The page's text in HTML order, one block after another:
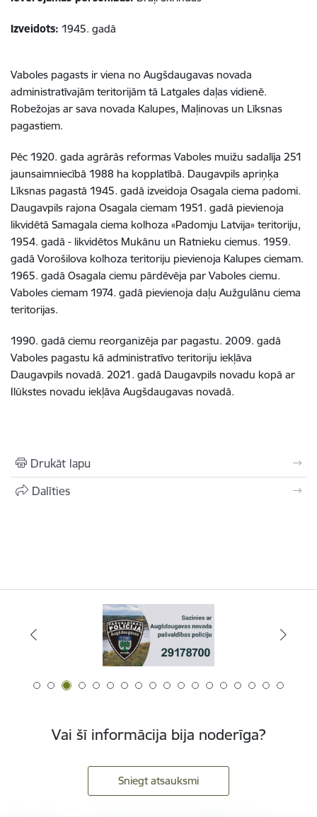
Izveidots: 1945. gadā
Vaboles pagasts ir viena no Augšdaugavas novada
administratīvajām teritorijām tā Latgales daļas vidienē.
Robežojas ar sava novada Kalupes, Maļinovas un Līksnas
pagastiem.
Pēc 1920. gada agrārās reformas Vaboles muižu sadalīja 251
jaunsaimniecībā 1988 ha kopplatībā. Daugavpils apriņķa
Līksnas pagastā 1945. gadā izveidoja Osagala ciema padomi.
Daugavpils rajona Osagala ciemam 1951. gadā pievienoja
likvidētā Samagala ciema kolhoza «Padomju Latvija» teritoriju,
1954. gadā - likvidētos Mukānu un Ratnieku ciemus. 1959.
gadā Vorošilova kolhoza teritoriju pievienoja Kalupes ciemam.
1965. gadā Osagala ciemu pārdēvēja par Vaboles ciemu.
Vaboles ciemam 1974. gadā pievienoja daļu Aužgulānu ciema
teritorijas.
1990. gadā ciemu reorganizēja par pagastu. 2009. gadā
Vaboles pagastu kā administratīvo teritoriju iekļāva
Daugavpils novadā. 2021. gadā Daugavpils novadu kopā ar
Ilūkstes novadu iekļāva Augšdaugavas novadā.
Drukāt lapu
Dalīties
Vai šī informācija bija noderīga?
Sniegt atsauksmi